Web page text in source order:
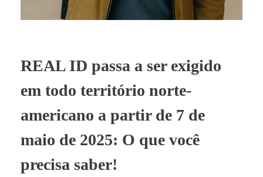
REAL ID passa a ser exigido
em todo território norte-
americano a partir de 7 de
maio de 2025: O que você
precisa saber!